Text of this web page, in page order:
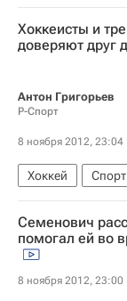
Европейская
Хоккеисты и
доверяют друг
Антон Григорьев
Р-Спорт
8 ноября 2012, 23:04
Хоккей
Спорт
Петри
Авангард
Семенович
помогал ей во
8 ноября 2012, 23:00